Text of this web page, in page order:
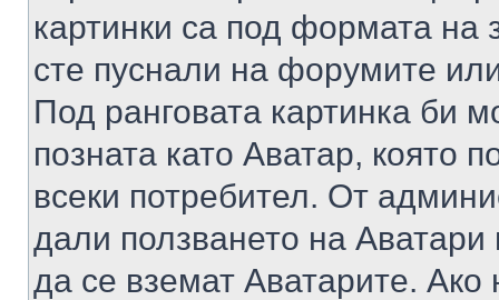
картинки са под формата на
сте пуснали на форумите
Под ранговата картинка би
позната като Аватар, която
всеки потребител. От
дали ползването на
да се вземат Аватарите.